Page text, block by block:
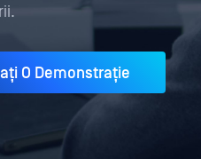
O Demonstrație